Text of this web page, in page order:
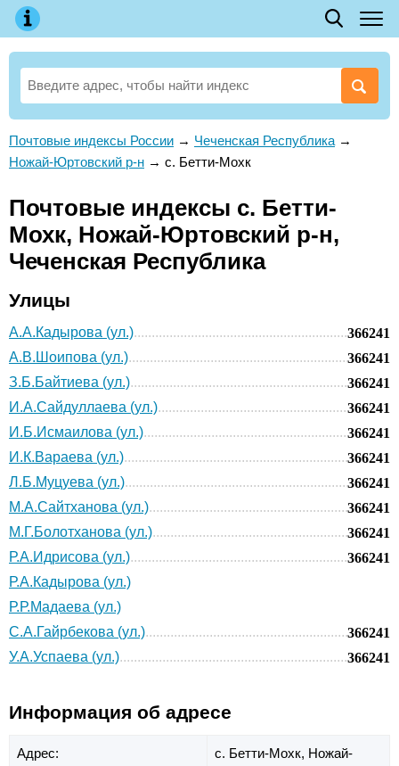
Почтовые индексы России → Чеченская Республика →
Ножай-Юртовский р-н → с. Бетти-Мохк
Почтовые индексы с. Бетти-
Мохк, Ножай-Юртовский р-н,
Чеченская Республика
Улицы
А.А.Кадырова (ул.)
366241
А.В.Шоипова (ул.)
366241
З.Б.Байтиева (ул.)
366241
И.А.Сайдуллаева (ул.)
366241
И.Б.Исмаилова (ул.)
366241
И.К.Вараева (ул.)
366241
Л.Б.Муцуева (ул.)
366241
М.А.Сайтханова (ул.)
366241
М.Г.Болотханова (ул.)
366241
Р.А.Идрисова (ул.)
366241
Р.А.Кадырова (ул.)
Р.Р.Мадаева (ул.)
С.А.Гайрбекова (ул.)
366241
У.А.Успаева (ул.)
366241
Информация об адресе
Адрес: с. Бетти-Мохк, Ножай-